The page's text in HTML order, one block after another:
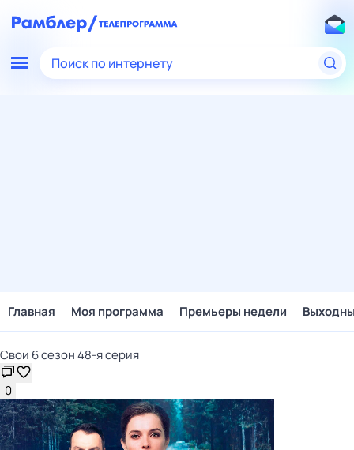
Поиск по интернету
Главная Моя программа Премьеры недели
Свои 6 сезон 48-я серия
0